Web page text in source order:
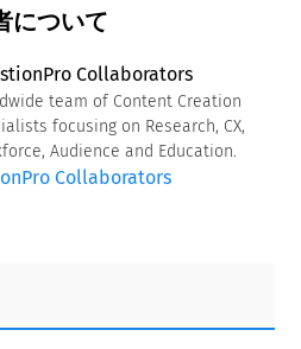
について
Collaborators
team of Content Creation
focusing on Research, CX,
Audience and Education.
Collaborators